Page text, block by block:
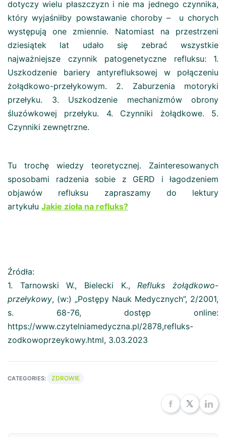
dotyczy wielu płaszczyzn i nie ma jednego czynnika,
który wyjaśniłby powstawanie choroby – u chorych
występują one zmiennie. Natomiast na przestrzeni
dziesiątek lat udało się zebrać wszystkie
najważniejsze czynnik patogenetyczne refluksu: 1.
Uszkodzenie bariery antyrefluksowej w połączeniu
żołądkowo-przełykowym. 2. Zaburzenia motoryki
przełyku. 3. Uszkodzenie mechanizmów obrony
śluzówkowej przełyku. 4. Czynniki żołądkowe. 5.
Czynniki zewnętrzne.
Tu trochę wiedzy teoretycznej. Zainteresowanych
sposobami radzenia sobie z GERD i łagodzeniem
objawów refluksu zapraszamy do lektury
artykułu Jakie zioła na refluks?
Źródła:
1. Tarnowski W., Bielecki K.,Refluks żołądkowo-
przełykowy, (w:) „Postępy Nauk Medycznych”, 2/2001,
s. 68-76, dostęp online:
https://www.czytelniamedyczna.pl/2878,refluks-
zodkowoprzeykowy.html, 3.03.2023
CATEGORIES: ZDROWIE